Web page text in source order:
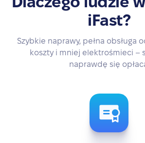
iFast?
Szybkie naprawy, pełna obsługa
koszty i mniej elektrośmieci –
naprawdę się